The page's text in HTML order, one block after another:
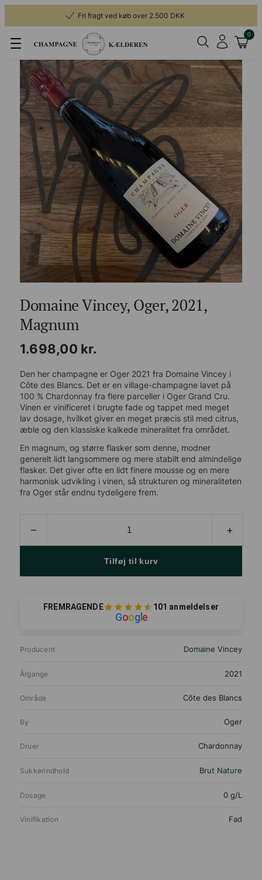
Fri fragt ved køb over 2.500 DKK
0
Domaine Vincey, Oger, 2021,
Magnum
1.698,00 kr.
Den her champagne er Oger 2021 fra Domaine Vincey i
Côte des Blancs. Det er en village-champagne lavet på
100 % Chardonnay fra flere parceller i Oger Grand Cru.
Vinen er vinificeret i brugte fade og tappet med meget
lav dosage, hvilket giver en meget præcis stil med citrus,
æble og den klassiske kalkede mineralitet fra området.
En magnum, og større flasker som denne, modner
generelt lidt langsommere og mere stabilt end almindelige
flasker. Det giver ofte en lidt finere mousse og en mere
harmonisk udvikling i vinen, så strukturen og mineraliteten
fra Oger står endnu tydeligere frem.
–
Vincey,
antal
+
Tilføj til kurv
FREMRAGENDE 101 anmeldelser
Goog e
Producent Domaine Vincey
Årgange 2021
Område Côte des Blancs
By Oger
Druer Chardonnay
Sukkerindhold Brut Nature
Dosage 0 g/L
Vinifikation Fad